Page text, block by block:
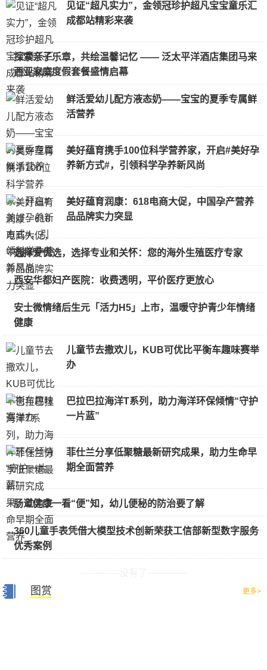
见证“超凡实力”，金领冠珍护超凡宝宝童乐汇
成都站精彩来袭
探索亲子乐章，共绘温馨记忆 —— 泛太平洋酒店集团马来
西亚家庭度假套餐盛情启幕
鲜活爱幼儿配方液态奶——宝宝的夏季专属鲜
活营养
美好蕴育携手100位科学营养家，开启#美好孕
养新方式#，引领科学孕养新风尚
美好蕴育润康：618电商大促，中国孕产营养
品品牌实力突显
选择爱优选，选择专业和关怀：您的海外生殖医疗专家
西安华都妇产医院：收费透明，平价医疗更放心
安士微情绪后生元「活力H5」上市，温暖守护青少年情绪
健康
儿童节去撒欢儿，KUB可优比平衡车趣味赛举
办
巴拉巴拉海洋T系列，助力海洋环保倾情“守护
一片蓝”
菲仕兰分享低聚糖最新研究成果，助力生命早
期全面营养
肠道健康一看“便”知，幼儿便秘的防治要了解
360儿童手表凭借大模型技术创新荣获工信部新型数字服务
优秀案例
图赏 更多>